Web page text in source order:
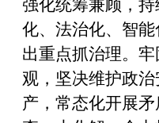
化、法治化、智
出重点抓治理。
观，坚决维护政
产，常态化开展